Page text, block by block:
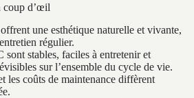
coup d’œil
une esthétique naturelle et vivante,
régulier.
sont stables, faciles à entretenir et
sur l’ensemble du cycle de vie.
les coûts de maintenance diffèrent